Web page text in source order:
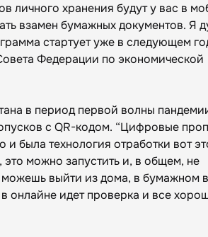
личного хранения будут у вас в
взамен бумажных документов. Я
стартует уже в следующем
Федерации по экономической
в период первой волны
с QR-кодом. “Цифровые
была технология отработки вот
это можно запустить и, в общем, не
можешь выйти из дома, в бумажном
онлайне идет проверка и все